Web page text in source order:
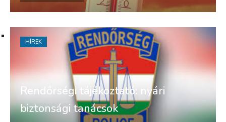
Rendőrségi tájékoztató: nyári
biztonsági tanácsok
HÍREK